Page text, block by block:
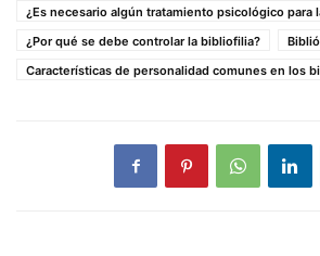
¿Es necesario algún tratamiento psicológico para
¿Por qué se debe controlar la bibliofilia?
Características de personalidad comunes en los